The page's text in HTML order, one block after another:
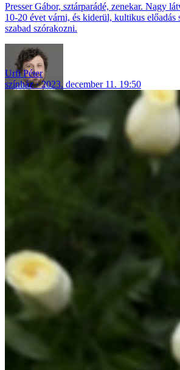
Presser Gábor, sztárparádé, zenekar. Nagy
10-20 évet várni, és kiderül, kultikus előadás
szabad szórakozni.
Urfi Péter
színház
2023. december 11. 19:50